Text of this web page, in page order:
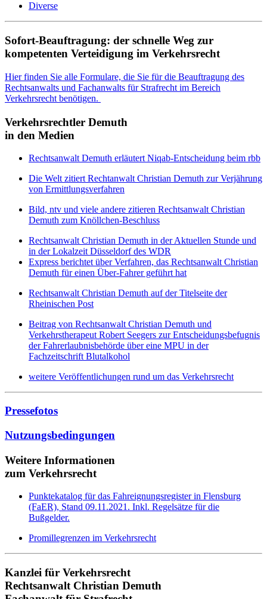
Diverse
Sofort-Beauftragung: der schnelle Weg zur
kompetenten Verteidigung im Verkehrsrecht
Hier finden Sie alle Formulare, die Sie für die Beauftragung des
Rechtsanwalts und Fachanwalts für Strafrecht im Bereich
Verkehrsrecht benötigen.
Verkehrsrechtler Demuth
in den Medien
Rechtsanwalt Demuth erläutert Niqab-Entscheidung beim rbb
Die Welt zitiert Rechtanwalt Christian Demuth zur Verjährung
von Ermittlungsverfahren
Bild, ntv und viele andere zitieren Rechtsanwalt Christian
Demuth zum Knöllchen-Beschluss
Rechtsanwalt Christian Demuth in der Aktuellen Stunde und
in der Lokalzeit Düsseldorf des WDR
Express berichtet über Verfahren, das Rechtsanwalt Christian
Demuth für einen Über-Fahrer geführt hat
Rechtsanwalt Christian Demuth auf der Titelseite der
Rheinischen Post
Beitrag von Rechtsanwalt Christian Demuth und
Verkehrstherapeut Robert Seegers zur Entscheidungsbefugnis
der Fahrerlaubnisbehörde über eine MPU in der
Fachzeitschrift Blutalkohol
weitere Veröffentlichungen rund um das Verkehrsrecht
Pressefotos
Nutzungsbedingungen
Weitere Informationen
zum Verkehrsrecht
Punktekatalog für das Fahreignungsregister in Flensburg
(FaER), Stand 09.11.2021. Inkl. Regelsätze für die
Bußgelder.
Promillegrenzen im Verkehrsrecht
Kanzlei für Verkehrsrecht
Rechtsanwalt Christian Demuth